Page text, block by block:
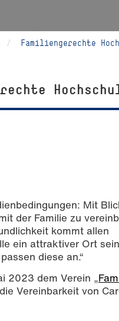
Familiengerechte
Mit
der Familie zu
kommt allen
ein attraktiver Ort
diese an.“
2023 dem Verein „
Vereinbarkeit von